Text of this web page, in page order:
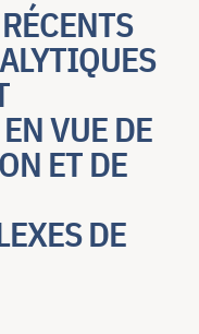
VUE DE
ET DE
DE